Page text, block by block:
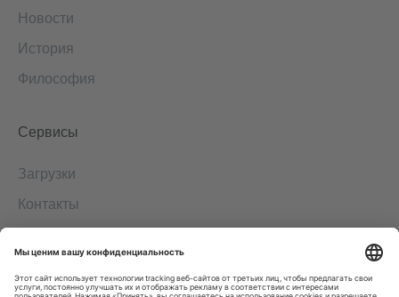
Новости
История
Философия
Сервисы
Загрузки
Контакты